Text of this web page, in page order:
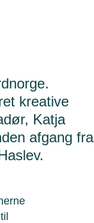
kreative
Katja
afgang fra